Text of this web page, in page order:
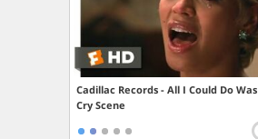
Cadillac Records - All I Could Do Was
Cry Scene